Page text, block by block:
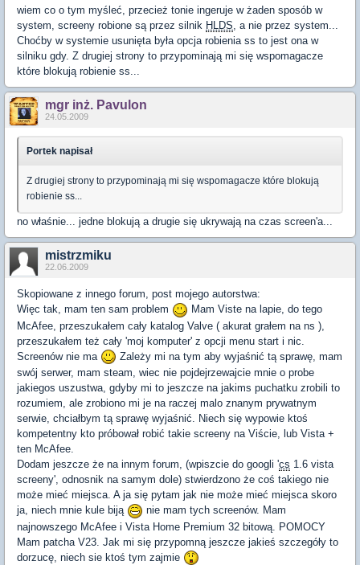
wiem co o tym myśleć, przecież tonie ingeruje w żaden sposób w
system, screeny robione są przez silnik HLDS, a nie przez system...
Choćby w systemie usunięta była opcja robienia ss to jest ona w
silniku gdy. Z drugiej strony to przypominają mi się wspomagacze
które blokują robienie ss...
mgr inż. Pavulon
24.05.2009
Portek napisał
Z drugiej strony to przypominają mi się wspomagacze które blokują
robienie ss...
no właśnie... jedne blokują a drugie się ukrywają na czas screen'a...
mistrzmiku
22.06.2009
Skopiowane z innego forum, post mojego autorstwa:
Więc tak, mam ten sam problem
Mam Viste na lapie, do tego
McAfee, przeszukałem cały katalog Valve ( akurat grałem na ns ),
przeszukałem też cały 'moj komputer' z opcji menu start i nic.
Screenów nie ma
Zależy mi na tym aby wyjaśnić tą sprawę, mam
swój serwer, mam steam, wiec nie pojdejrzewajcie mnie o probe
jakiegos uszustwa, gdyby mi to jeszcze na jakims puchatku zrobili to
rozumiem, ale zrobiono mi je na raczej malo znanym prywatnym
serwie, chciałbym tą sprawę wyjaśnić. Niech się wypowie ktoś
kompetentny kto próbował robić takie screeny na Viście, lub Vista +
ten McAfee.
Dodam jeszcze że na innym forum, (wpiszcie do googli 'cs 1.6 vista
screeny', odnosnik na samym dole) stwierdzono że coś takiego nie
może mieć miejsca. A ja się pytam jak nie może mieć miejsca skoro
ja, niech mnie kule biją
nie mam tych screenów. Mam
najnowszego McAfee i Vista Home Premium 32 bitową. POMOCY
Mam patcha V23. Jak mi się przypomną jeszcze jakieś szczegóły to
dorzucę, niech sie ktoś tym zajmie